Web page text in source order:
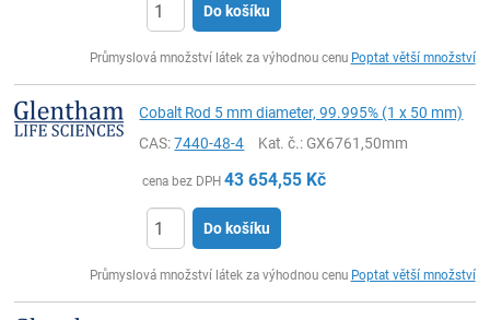
Do košíku
Průmyslová množství látek za výhodnou cenu Poptat větší množství
Cobalt Rod 5 mm diameter, 99.995% (1 x 50 mm)
CAS:7440-48-4 Kat. č.: GX6761,50mm
cena bez DPH 43 654,55 Kč
Do košíku
Průmyslová množství látek za výhodnou cenu Poptat větší množství